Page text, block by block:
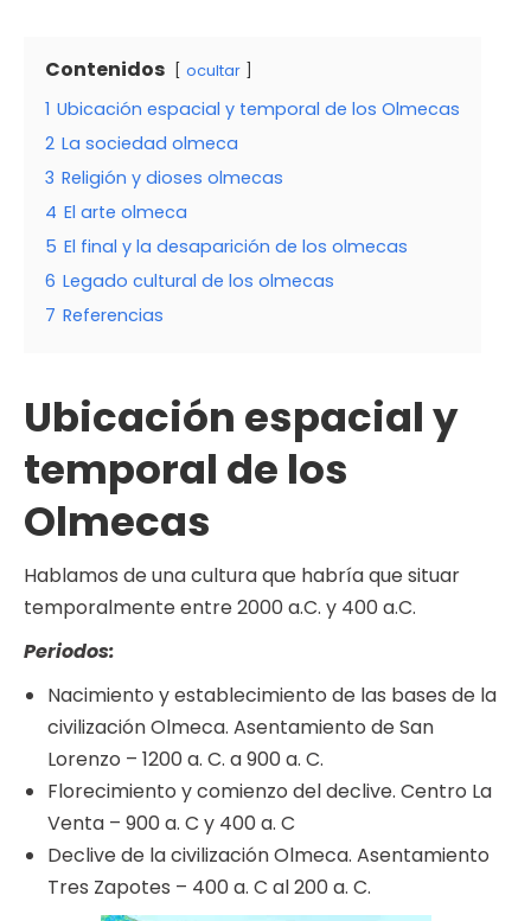
Contenidos ocultar
1 Ubicación espacial y temporal de los Olmecas
2 La sociedad olmeca
3 Religión y dioses olmecas
4 El arte olmeca
5 El final y la desaparición de los olmecas
6 Legado cultural de los olmecas
7 Referencias
Ubicación espacial y
temporal de los
Olmecas
Hablamos de una cultura que habría que situar
temporalmente entre 2000 a.C. y 400 a.C.
Periodos:
Nacimiento y establecimiento de las bases de la
civilización Olmeca. Asentamiento de San
Lorenzo – 1200 a. C. a 900 a. C.
Florecimiento y comienzo del declive. Centro La
Venta – 900 a. C y 400 a. C
Declive de la civilización Olmeca. Asentamiento
Tres Zapotes – 400 a. C al 200 a. C.